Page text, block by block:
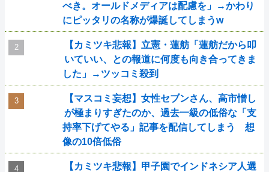
べき。オールドメディアは配慮を」→かわり
にピッタリの名称が爆誕してしまうw
【カミツキ悲報】立憲・蓮舫「蓮舫だから叩
いていい、との報道に何度も向き合ってきま
した」→ツッコミ殺到
【マスコミ妄想】女性セブンさん、高市憎し
が極まりすぎたのか、過去一級の低俗な「支
持率下げてやる」記事を配信してしまう 想
像の10倍低俗
【カミツキ悲報】甲子園でインドネシア人選